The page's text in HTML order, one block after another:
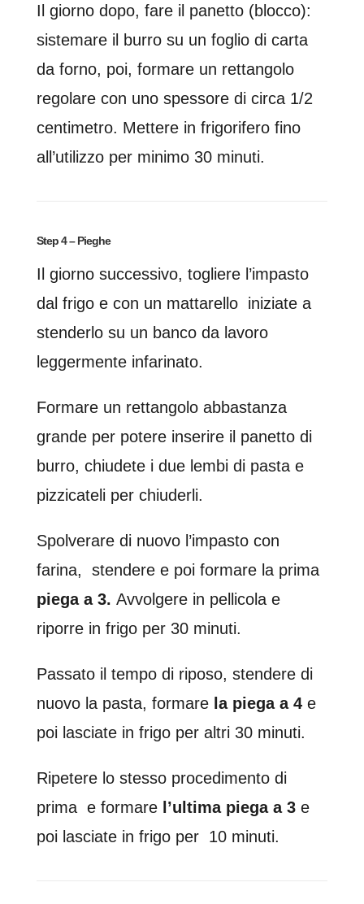
Il giorno dopo, fare il panetto (blocco):
sistemare il burro su un foglio di carta
da forno, poi, formare un rettangolo
regolare con uno spessore di circa 1/2
centimetro. Mettere in frigorifero fino
all’utilizzo per minimo 30 minuti.
Step 4 – Pieghe
Il giorno successivo, togliere l’impasto
dal frigo e con un mattarello iniziate a
stenderlo su un banco da lavoro
leggermente infarinato.
Formare un rettangolo abbastanza
grande per potere inserire il panetto di
burro, chiudete i due lembi di pasta e
pizzicateli per chiuderli.
Spolverare di nuovo l’impasto con
farina, stendere e poi formare la prima
piega a 3. Avvolgere in pellicola e
riporre in frigo per 30 minuti.
Passato il tempo di riposo, stendere di
nuovo la pasta, formare la piega a 4 e
poi lasciate in frigo per altri 30 minuti.
Ripetere lo stesso procedimento di
prima e formare l’ultima piega a 3 e
poi lasciate in frigo per 10 minuti.